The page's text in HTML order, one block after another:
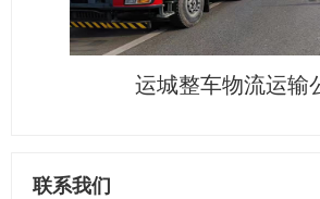
运城整车物流运输
联系我们